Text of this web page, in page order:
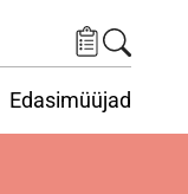
Edasimüüjad